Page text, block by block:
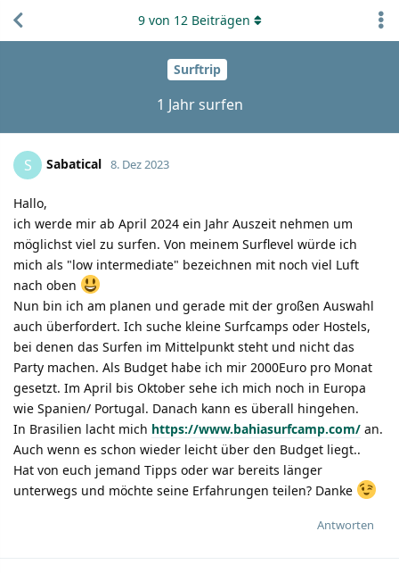
Surftrip
1 Jahr surfen
9von 12Beiträgen
S Sabatical 8. Dez 2023
Hallo,
ich werde mir ab April 2024 ein Jahr Auszeit nehmen um
möglichst viel zu surfen. Von meinem Surflevel würde ich
mich als "low intermediate" bezeichnen mit noch viel Luft
nach oben
Nun bin ich am planen und gerade mit der großen Auswahl
auch überfordert. Ich suche kleine Surfcamps oder Hostels,
bei denen das Surfen im Mittelpunkt steht und nicht das
Party machen. Als Budget habe ich mir 2000Euro pro Monat
gesetzt. Im April bis Oktober sehe ich mich noch in Europa
wie Spanien/ Portugal. Danach kann es überall hingehen.
In Brasilien lacht mich https://www.bahiasurfcamp.com/ an.
Auch wenn es schon wieder leicht über den Budget liegt..
Hat von euch jemand Tipps oder war bereits länger
unterwegs und möchte seine Erfahrungen teilen? Danke
Antworten